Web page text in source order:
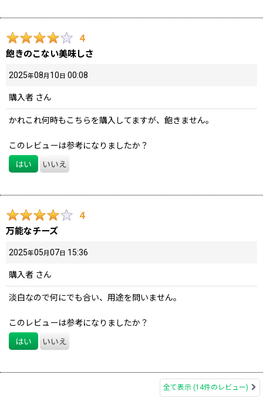
4
飽きのこない美味しさ
2025年08月 10 日 00:08
購入者 さん
かれこれ何時もこちらを購入してますが、飽きません。
このレビューは参考になりましたか？
はい
いいえ
4
万能なチーズ
2025年05月 07日 15:36
購入者 さん
淡白なので何にでも合い、用途を問いません。
このレビューは参考になりましたか？
はい
いいえ
全て表示 (14件のレビュー)